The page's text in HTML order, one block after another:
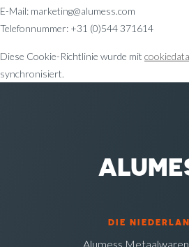
E-Mail: marketing@alumess.com
Telefonnummer: +31 (0)544 371614
Diese Cookie-Richtlinie wurde mit
synchronisiert.
DIE
Alumess